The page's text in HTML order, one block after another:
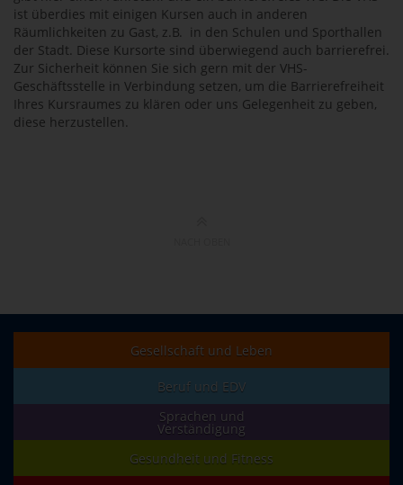
ist überdies mit einigen Kursen auch in anderen
Räumlichkeiten zu Gast, z.B. in den Schulen und Sporthallen
der Stadt. Diese Kursorte sind überwiegend auch barrierefrei.
Zur Sicherheit können Sie sich gern mit der VHS-
Geschäftsstelle in Verbindung setzen, um die Barrierefreiheit
Ihres Kursraumes zu klären oder uns Gelegenheit zu geben,
diese herzustellen.
Gesellschaft und Leben
Beruf und EDV
Sprachen und
Verständigung
Gesundheit und Fitness